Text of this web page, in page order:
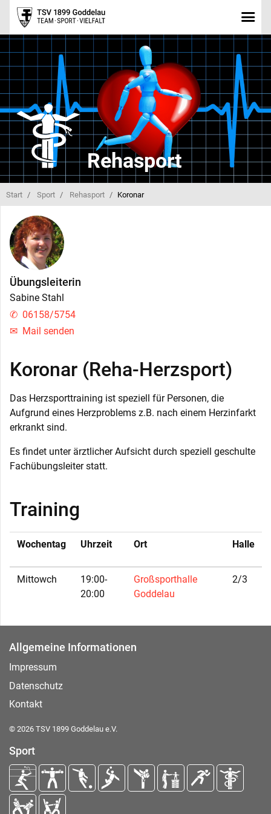
Rehasport
Start Sport Rehasport Koronar
Übungsleiterin
Sabine Stahl
06158/5754
Mail senden
Koronar (Reha-Herzsport)
Das Herzsporttraining ist speziell für Personen, die
Aufgrund eines Herzproblems z.B. nach einem Herzinfarkt
erkrankt sind.
Es findet unter ärztlicher Aufsicht durch speziell geschulte
Fachübungsleiter statt.
Training
Wochentag Uhrzeit Ort Halle
Mittowch
19:00-
20:00
Großsporthalle
Goddelau
2/3
Allgemeine Informationen
Impressum
Datenschutz
Kontakt
© 2026 TSV 1899 Goddelau e.V.
Sport